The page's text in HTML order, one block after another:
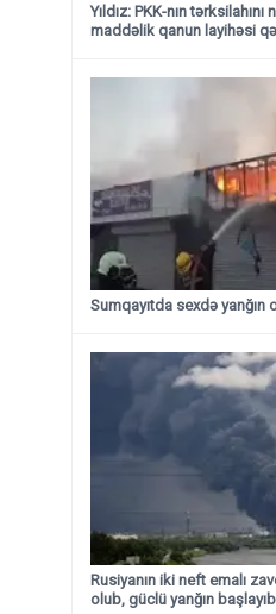
Yıldız: PKK-nın
maddəlik qanun layihəsi
Sumqayıtda sexdə yanğın
Rusiyanın iki neft emalı
olub, güclü yanğın başlayıb